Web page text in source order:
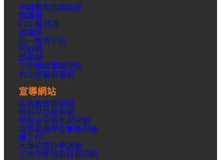
申請教育雲端帳號
酷課雲
EDU教育雲
磨課師
均一教育平台
因材網
酷英網
二信翰林雲端學院
自主學習資源網
宣導網站
品格教育資源網
性別平等教育網
學校安全衛生資訊網
友善校園學生事務與輔
導工作
大專校院升學活動
二信中學母語日資訊網